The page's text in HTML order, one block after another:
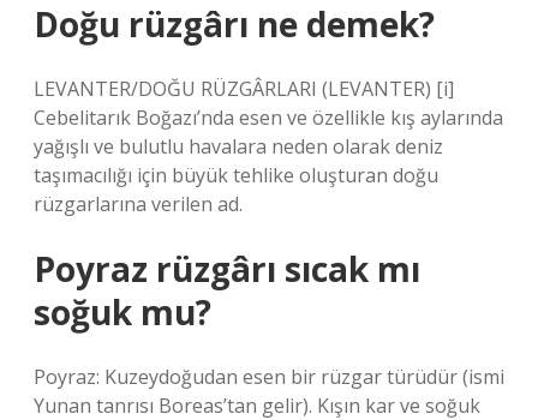
Doğu rüzgârı ne demek?
LEVANTER/DOĞU RÜZGÂRLARI (LEVANTER) [i]
Cebelitarık Boğazı’nda esen ve özellikle kış aylarında
yağışlı ve bulutlu havalara neden olarak deniz
taşımacılığı için büyük tehlike oluşturan doğu
rüzgarlarına verilen ad.
Poyraz rüzgârı sıcak mı
soğuk mu?
Poyraz: Kuzeydoğudan esen bir rüzgar türüdür (ismi
Yunan tanrısı Boreas’tan gelir). Kışın kar ve soğuk